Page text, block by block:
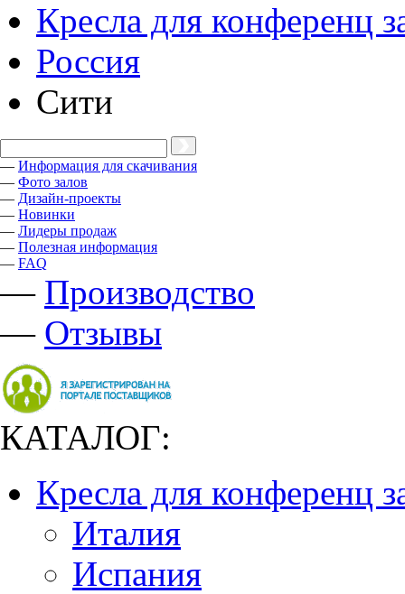
Кресла для конференц
Россия
Сити
— Информация для скачивания
— Фото залов
— Дизайн-проекты
— Новинки
— Лидеры продаж
— Полезная информация
— FAQ
— Производство
— Отзывы
КАТАЛОГ:
Кресла для конференц
Италия
Испания